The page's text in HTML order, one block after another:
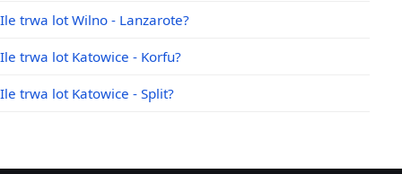
Ile trwa lot Wilno - Lanzarote?
Ile trwa lot Katowice - Korfu?
Ile trwa lot Katowice - Split?